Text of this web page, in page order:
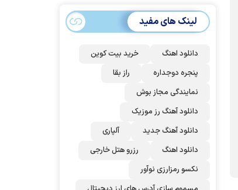
برای سفر به قطر و
پاکستان نداریم
لینک های مفید
دانلود اهنگ
خرید بیت کوین
پنجره دوجداره
راز بقا
نمایندگی مجاز بوش
دانلود آهنگ رز‌ موزیک
دانلود آهنگ جدید
آلپاری
دانلود اهنگ
رزرو هتل خارجی
نکسو رمزارزی نوآور